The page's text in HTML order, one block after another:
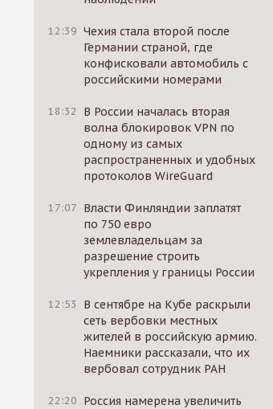
12:39 Чехия стала второй после
Германии страной, где
конфисковали автомобиль с
российскими номерами
18:32
В России началась вторая
волна блокировок VPN по
одному из самых
распространенных и удобных
протоколов WireGuard
17:07 Власти Финляндии заплатят
по 750 евро
землевладельцам за
разрешение строить
укрепления у границы России
12:53
В сентябре на Кубе раскрыли
сеть вербовки местных
жителей в российскую армию.
Наемники рассказали, что их
вербовал сотрудник РАН
22:20 Россия намерена увеличить